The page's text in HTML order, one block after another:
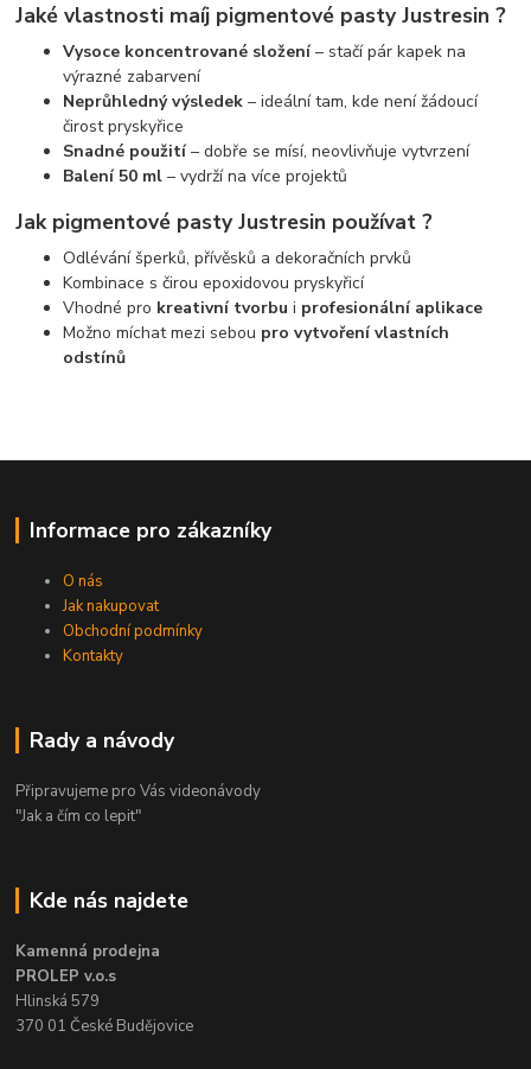
Jaké vlastnosti maíj pigmentové pasty Justresin ?
Vysoce koncentrované složení– stačí pár kapek na
výrazné zabarvení
Neprůhledný výsledek – ideální tam, kde není žádoucí
čirost pryskyřice
Snadné použití– dobře se mísí, neovlivňuje vytvrzení
Balení 50 ml – vydrží na více projektů
Jak pigmentové pasty Justresin používat ?
Odlévání šperků, přívěsků a dekoračních prvků
Kombinace s čirou epoxidovou pryskyřicí
Vhodné pro kreativní tvorbu i profesionální aplikace
Možno míchat mezi sebou pro vytvoření vlastních
odstínů
Informace pro zákazníky
O nás
Jak nakupovat
Obchodní podmínky
Kontakty
Rady a návody
Připravujeme pro Vás videonávody
"Jak a čím co lepit"
Kde nás najdete
Kamenná prodejna
PROLEP v.o.s
Hlinská 579
370 01 České Budějovice